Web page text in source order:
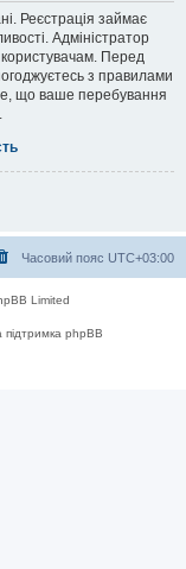
Реєстрація займає
Адміністратор
Перед
з правилами
що ваше перебування
Часовий пояс UTC+03:00
Limited
підтримка phpBB